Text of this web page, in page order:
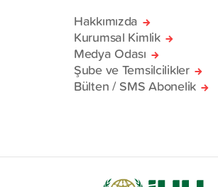
Hakkımızda
Kurumsal Kimlik
Medya Odası
Şube ve Temsilcilikler
Bülten / SMS Abonelik